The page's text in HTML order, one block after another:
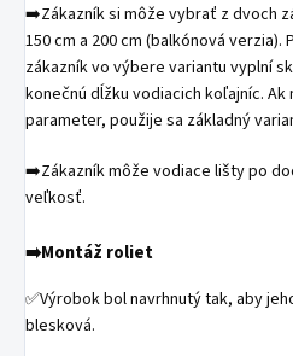
➡️Zákazník si môže vybrať z dvoch
150 cm a 200 cm (balkónová
zákazník vo výbere variantu vyplní
konečnú dĺžku vodiacich koľajníc.
parameter, použije sa základný
➡️Zákazník môže vodiace lišty po
veľkosť.
➡️Montáž roliet
✅Výrobok bol navrhnutý tak, aby
blesková.